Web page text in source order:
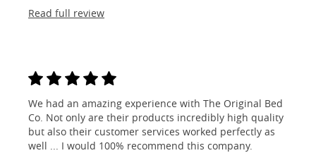
Read full review
We had an amazing experience with The Original Bed
Co. Not only are their products incredibly high quality
but also their customer services worked perfectly as
well ... I would 100% recommend this company.